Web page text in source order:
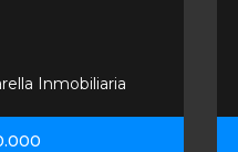
Inmobiliaria